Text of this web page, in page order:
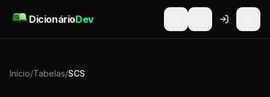
DicionárioDev
Início/Tabelas/SCS